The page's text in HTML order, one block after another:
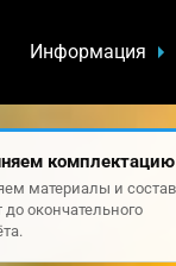
Информация
комплектацию
материалы и состав
до окончательного